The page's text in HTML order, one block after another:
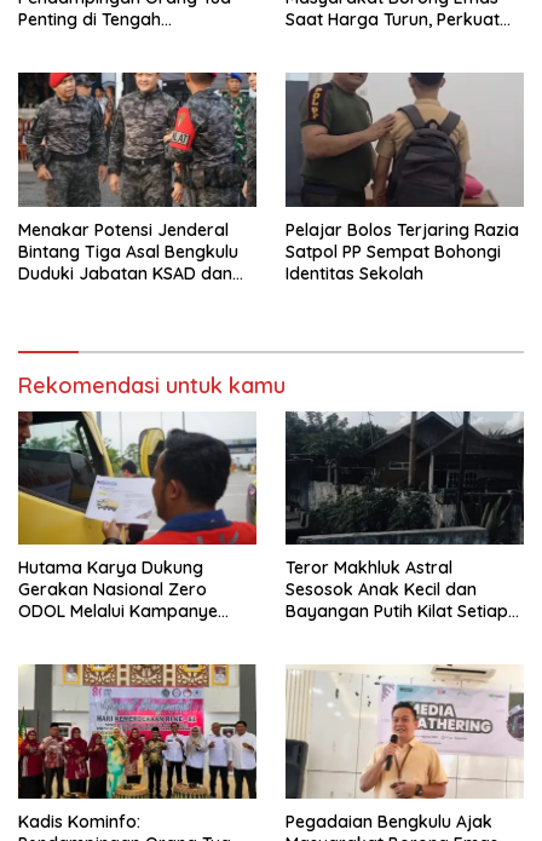
Penting di Tengah
Saat Harga Turun, Perkuat
Menakar Potensi Jenderal
Bintang Tiga Asal Bengkulu
Duduki Jabatan KSAD dan
Pelajar Bolos Terjaring Razia
Satpol PP Sempat Bohongi
Identitas Sekolah
Rekomendasi untuk kamu
Hutama Karya Dukung
Gerakan Nasional Zero
ODOL Melalui Kampanye
Teror Makhluk Astral
Sesosok Anak Kecil dan
Bayangan Putih Kilat Setiap
Kadis Kominfo:
Pegadaian Bengkulu Ajak